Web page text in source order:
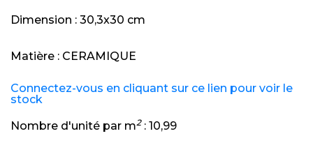
Dimension : 30,3x30 cm
Matière : CERAMIQUE
Connectez-vous en cliquant sur ce lien pour voir le
stock
Nombre d'unité par m2: 10,99